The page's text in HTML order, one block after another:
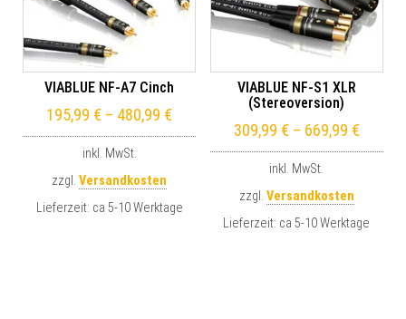
VIABLUE NF-A7 Cinch
195,99 € – 480,99 €
inkl. MwSt.
zzgl.Versandkosten
Lieferzeit: ca 5-10 Werktage
VIABLUE NF-S1 XLR
(Stereoversion)
309,99 €– 669,99 €
inkl. MwSt.
zzgl. Versandkosten
Lieferzeit: ca 5-10 Werktage